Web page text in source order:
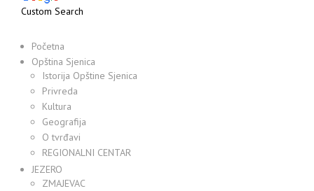
Custom Search
Početna
Opština Sjenica
Istorija Opštine Sjenica
Privreda
Kultura
Geografija
O tvrđavi
REGIONALNI CENTAR
JEZERO
ZMAJEVAC